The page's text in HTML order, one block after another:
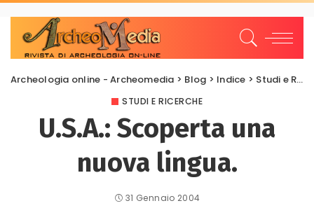
Archeologia online - Archeomedia > Blog > Indice > Studi e Ricerche
STUDI E RICERCHE
U.S.A.: Scoperta una
nuova lingua.
31 Gennaio 2004